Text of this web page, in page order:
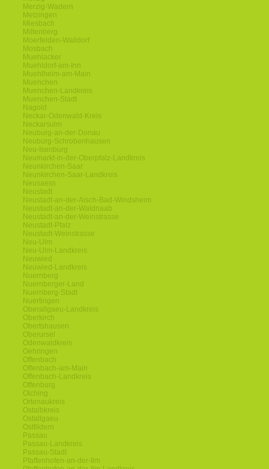
Merzig-Wadern
Metzingen
Miesbach
Miltenberg
Moerfelden-Walldorf
Mosbach
Muehlacker
Muehldorf-am-Inn
Muehlheim-am-Main
Muenchen
Muenchen-Landkreis
Muenchen-Stadt
Nagold
Neckar-Odenwald-Kreis
Neckarsulm
Neuburg-an-der-Donau
Neuburg-Schrobenhausen
Neu-Isenburg
Neumarkt-in-der-Oberpfalz-Landkreis
Neunkirchen-Saar
Neunkirchen-Saar-Landkreis
Neusaess
Neustadt
Neustadt-an-der-Aisch-Bad-Windsheim
Neustadt-an-der-Waldnaab
Neustadt-an-der-Weinstrasse
Neustadt-Pfalz
Neustadt-Weinstrasse
Neu-Ulm
Neu-Ulm-Landkreis
Neuwied
Neuwied-Landkreis
Nuernberg
Nuernberger-Land
Nuernberg-Stadt
Nuertingen
Oberallgaeu-Landkreis
Oberkirch
Obertshausen
Oberursel
Odenwaldkreis
Oehringen
Offenbach
Offenbach-am-Main
Offenbach-Landkreis
Offenburg
Olching
Ortenaukreis
Ostalbkreis
Ostallgaeu
Ostfildern
Passau
Passau-Landkreis
Passau-Stadt
Pfaffenhofen-an-der-Ilm